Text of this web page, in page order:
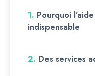
1. Pourquoi
indispensable
2. Des services